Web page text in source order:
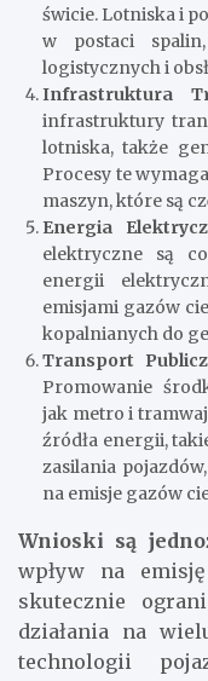
świcie. Lotniska i
w postaci
logistycznych i
Infrastruktura
infrastruktury
lotniska, także
Procesy te
maszyn, które są
Energia
elektryczne są
energii
emisjami gazów
kopalnianych do
Transport
Promowanie
jak metro i
źródła energii,
zasilania
na emisje gazów
Wnioski są
wpływ na
skutecznie
działania na
technologii